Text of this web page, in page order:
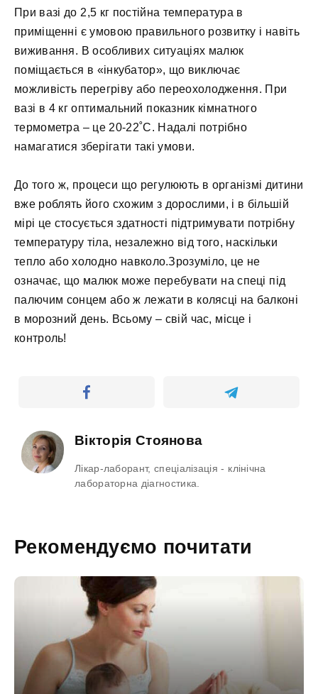
При вазі до 2,5 кг постійна температура в
приміщенні є умовою правильного розвитку і навіть
виживання. В особливих ситуаціях малюк
поміщається в «інкубатор», що виключає
можливість перегріву або переохолодження. При
вазі в 4 кг оптимальний показник кімнатного
термометра – це 20-22˚С. Надалі потрібно
намагатися зберігати такі умови.
До того ж, процеси що регулюють в організмі дитини
вже роблять його схожим з дорослими, і в більшій
мірі це стосується здатності підтримувати потрібну
температуру тіла, незалежно від того, наскільки
тепло або холодно навколо.Зрозуміло, це не
означає, що малюк може перебувати на спеці під
палючим сонцем або ж лежати в колясці на балконі
в морозний день. Всьому – свій час, місце і
контроль!
Вікторія Стоянова
Лікар-лаборант, спеціалізація - клінічна
лабораторна діагностика.
Рекомендуємо почитати